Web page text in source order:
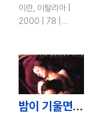
이란, 이탈리아 |
2000 | 78 |
밤이 기울면 / When Night Is Falling